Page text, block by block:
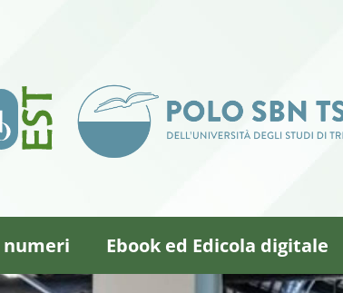
Ebook ed Edicola digitale